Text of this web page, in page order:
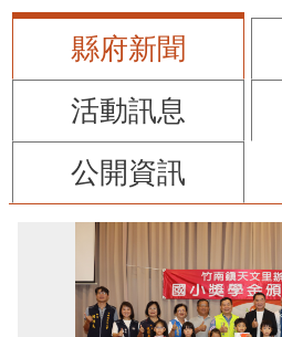
縣府新聞
活動訊息
公開資訊